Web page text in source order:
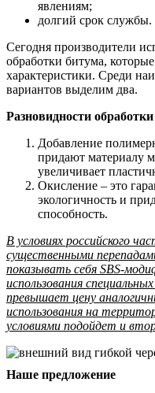
явлениям;
долгий срок службы.
Сегодня производители
обработки битума,
характеристики. Среди
вариантов выделим два.
Разновидности
Добавление
придают материалу
увеличивает
Окисление – это
экологичность и
способность.
В условиях российского
существенными
показывать себя SBS-
использования
превышает цену
использования на
условиями подойдет и
Наше предложение